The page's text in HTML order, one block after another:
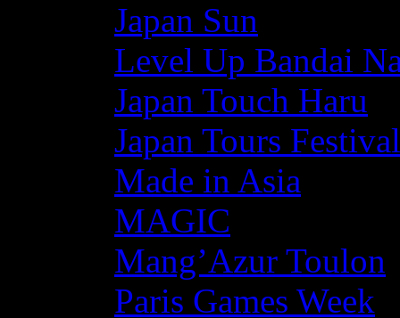
Japan Sun
Level Up Bandai
Japan Touch Haru
Japan Tours Festival
Made in Asia
MAGIC
Mang’Azur Toulon
Paris Games Week